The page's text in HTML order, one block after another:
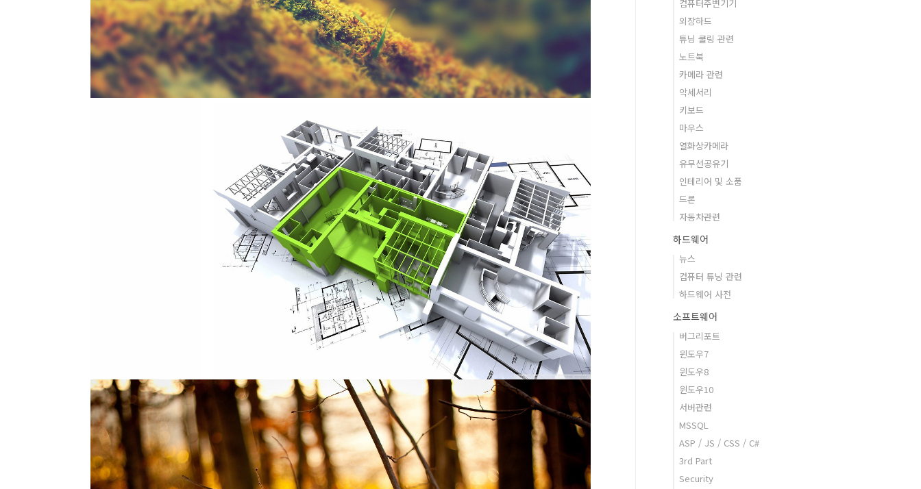
컴퓨터주변기기
외장하드
튜닝 쿨링 관련
노트북
카메라 관련
악세서리
키보드
마우스
열화상카메라
유무선공유기
인테리어 및 소품
드론
자동차관련
하드웨어
뉴스
컴퓨터 튜닝 관련
하드웨어 사전
소프트웨어
버그리포트
윈도우7
윈도우8
윈도우10
서버관련
MSSQL
ASP / JS / CSS / C#
3rd Part
Security